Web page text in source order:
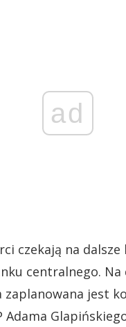
ad
czekają na
centralnego. Na
zaplanowana jest
Adama